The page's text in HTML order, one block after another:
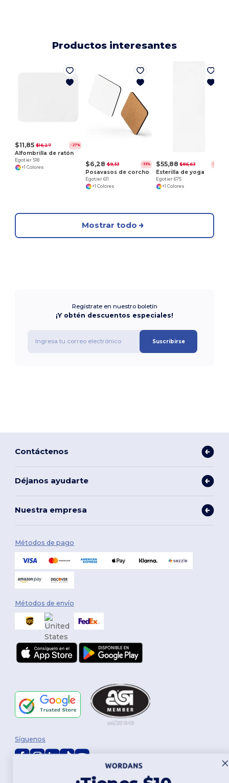
Productos interesantes
$11,85 $16,27 -27%
Alfombrilla de ratón
Egotier 518
+1 Colores
$6,28 $9,33 -33%
Posavasos de corcho
Egotier 611
+1 Colores
$55,88 $86,63 -35%
Esterilla de yoga
Egotier 675
+1 Colores
Mostrar todo
Regístrate en nuestro boletín
¡Y obtén descuentos especiales!
Suscribirse
Contáctenos
Déjanos ayudarte
Nuestra empresa
Métodos de pago
Métodos de envío
2026. Todos los derechos reservados
Síguenos